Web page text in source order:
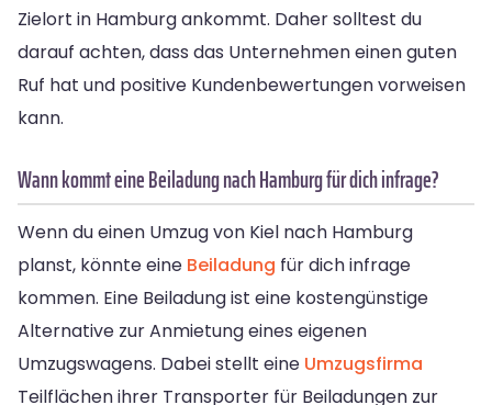
Zielort in Hamburg ankommt. Daher solltest du
darauf achten, dass das Unternehmen einen guten
Ruf hat und positive Kundenbewertungen vorweisen
kann.
Wann kommt eine Beiladung nach Hamburg für dich infrage?
Wenn du einen Umzug von Kiel nach Hamburg
planst, könnte eine Beiladung für dich infrage
kommen. Eine Beiladung ist eine kostengünstige
Alternative zur Anmietung eines eigenen
Umzugswagens. Dabei stellt eine Umzugsfirma
Teilflächen ihrer Transporter für Beiladungen zur